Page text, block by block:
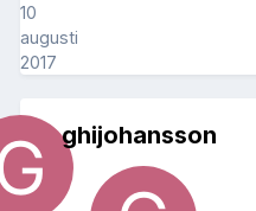
10
augusti
2017
ghijohansson